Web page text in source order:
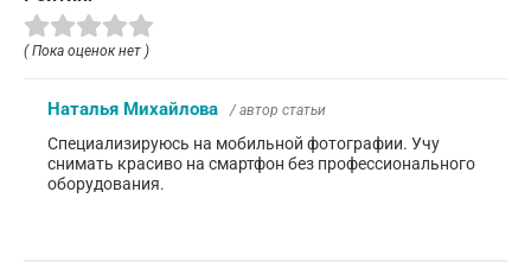
( Пока оценок нет )
Наталья Михайлова / автор статьи
Специализируюсь на мобильной фотографии. Учу
снимать красиво на смартфон без профессионального
оборудования.